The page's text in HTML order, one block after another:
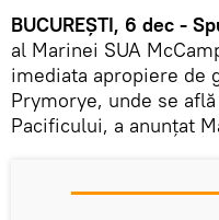
BUCUREŞTI, 6 dec -
al Marinei SUA
imediata apropiere de
Prymorye, unde se
Pacificului, a anunţat